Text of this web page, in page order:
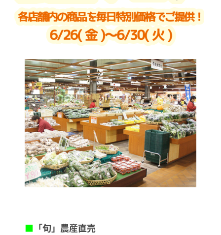
■ 「旬」農産直売